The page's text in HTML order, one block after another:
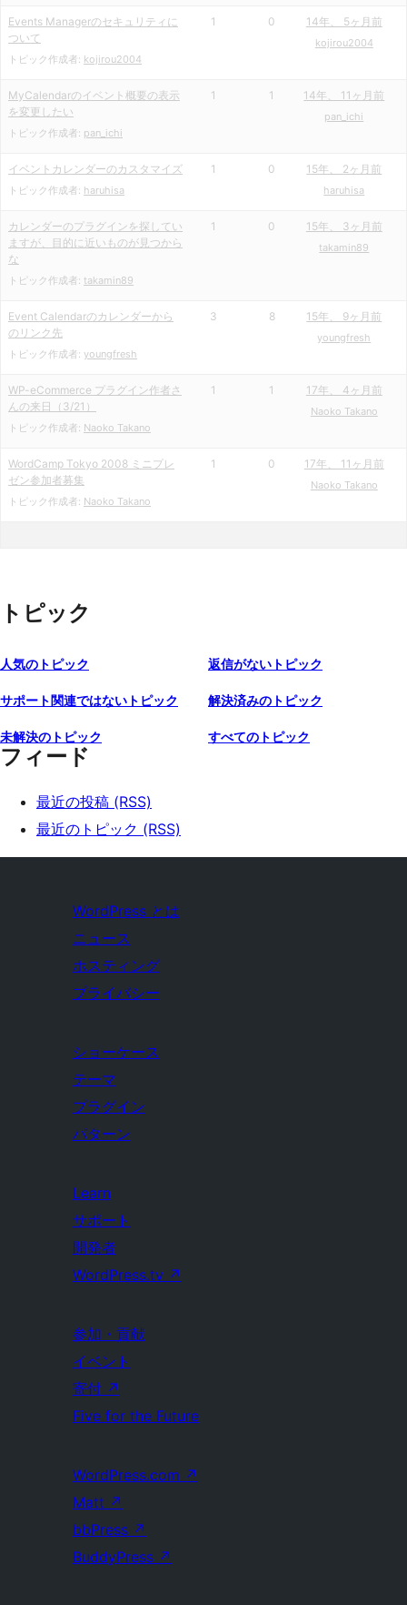
Events Managerのセキュリティに
ついて
トピック作成者: kojirou2004
1 0 14年、 5ヶ月前
kojirou2004
MyCalendarのイベント概要の表示
を変更したい
トピック作成者: pan_ichi
1 1 14年、 11ヶ月前
pan_ichi
イベントカレンダーのカスタマイズ
トピック作成者: haruhisa
1 0 15年、 2ヶ月前
haruhisa
カレンダーのプラグインを探してい
ますが、目的に近いものが見つから
な
トピック作成者: takamin89
1 0 15年、 3ヶ月前
takamin89
Event Calendarのカレンダーから
のリンク先
トピック作成者: youngfresh
3 8 15年、 9ヶ月前
youngfresh
WP-eCommerce プラグイン作者さ
んの来日（3/21）
トピック作成者: Naoko Takano
1 1 17年、 4ヶ月前
Naoko Takano
WordCamp Tokyo 2008 ミニプレ
ゼン参加者募集
トピック作成者: Naoko Takano
1 0 17年、 11ヶ月前
Naoko Takano
トピック
人気のトピック 返信がないトピック
サポート関連ではないトピック 解決済みのトピック
未解決のトピック すべてのトピック
フィード
最近の投稿 (RSS)
最近のトピック (RSS)
WordPress とは
ニュース
ホスティング
プライバシー
ショーケース
テーマ
プラグイン
パターン
Learn
サポート
開発者
WordPress.tv ↗
参加・貢献
イベント
寄付 ↗
Five for the Future
WordPress.com ↗
Matt ↗
bbPress ↗
BuddyPress ↗